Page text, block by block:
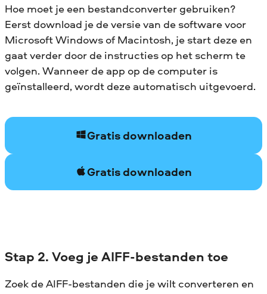
Hoe moet je een bestandconverter gebruiken?
Eerst download je de versie van de software voor
Microsoft Windows of Macintosh, je start deze en
gaat verder door de instructies op het scherm te
volgen. Wanneer de app op de computer is
geïnstalleerd, wordt deze automatisch uitgevoerd.
Gratis downloaden
Gratis downloaden
Stap 2. Voeg je AIFF-bestanden toe
Zoek de AIFF-bestanden die je wilt converteren en